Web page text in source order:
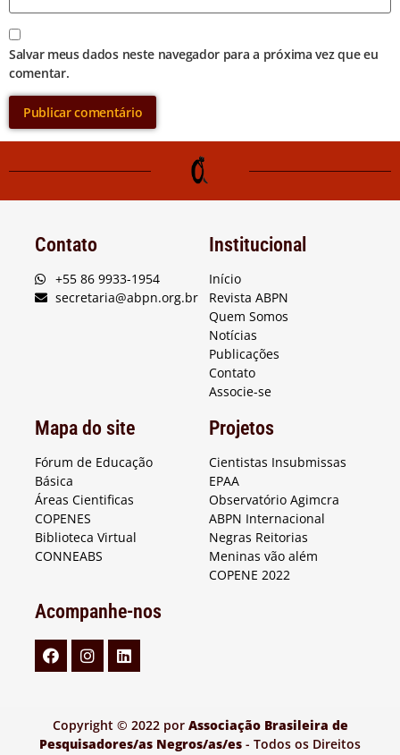
Salvar meus dados neste navegador para a próxima vez que eu
comentar.
Contato
+55 86 9933-1954
secretaria@abpn.org.br
Institucional
Início
Revista ABPN
Quem Somos
Notícias
Publicações
Contato
Associe-se
Mapa do site
Fórum de Educação
Básica
Áreas Cientificas
COPENES
Biblioteca Virtual
CONNEABS
Projetos
Cientistas Insubmissas
EPAA
Observatório Agimcra
ABPN Internacional
Negras Reitorias
Meninas vão além
COPENE 2022
Acompanhe-nos
Copyright © 2022 por Associação Brasileira de
Pesquisadores/as Negros/as/es - Todos os Direitos